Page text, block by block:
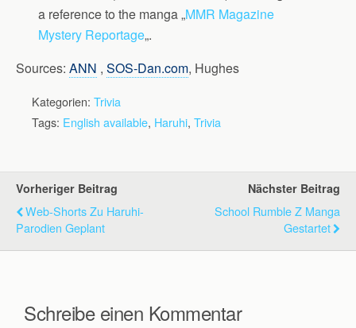
a reference to the manga „MMR Magazine
Mystery Reportage„.
Sources: ANN , SOS-Dan.com, Hughes
Kategorien: Trivia
Tags: English available, Haruhi, Trivia
Vorheriger Beitrag
Web-Shorts Zu Haruhi-
Parodien Geplant
Nächster Beitrag
School Rumble Z Manga
Gestartet
Schreibe einen Kommentar